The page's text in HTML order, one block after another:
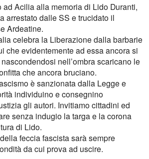
ad Acilia alla memoria di Lido Duranti,
arrestato dalle SS e trucidato il
Ardeatine.
celebra la Liberazione dalla barbarie
che evidentemente ad essa ancora si
nell’ombra scaricano le
che ancora bruciano.
è sanzionata dalla Legge e
individuino e consegnino
gli autori. Invitiamo cittadini ed
senza indugio la targa e la corona
di Lido.
feccia fascista sarà sempre
da cui prova ad uscire.